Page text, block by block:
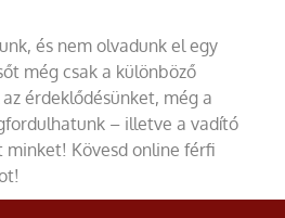
és nem olvadunk el egy
még csak a különböző
érdeklődésünket, még a
– illetve a vadító
Kövesd online férfi